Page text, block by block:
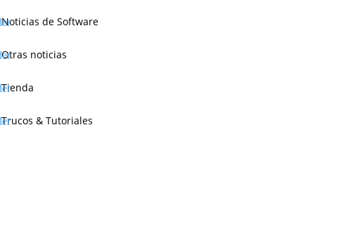
Noticias de Software
Otras noticias
Tienda
Trucos & Tutoriales